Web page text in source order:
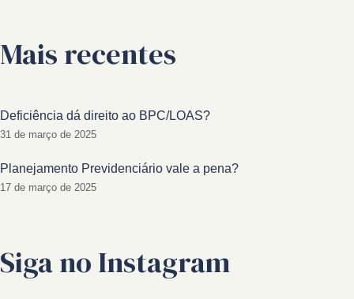
Mais recentes
Deficiência dá direito ao BPC/LOAS?
31 de março de 2025
Planejamento Previdenciário vale a pena?
17 de março de 2025
Siga no Instagram